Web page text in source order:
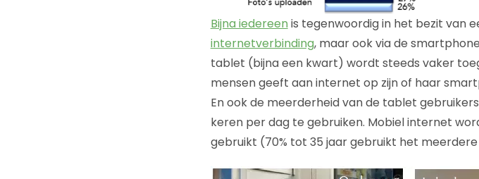
Bijna iedereen is tegenwoordig in het bezit van
internetverbinding, maar ook via de
tablet (bijna een kwart) wordt steeds vaker
mensen geeft aan internet op zijn of haar
En ook de meerderheid van de tablet
keren per dag te gebruiken. Mobiel internet
gebruikt (70% tot 35 jaar gebruikt het